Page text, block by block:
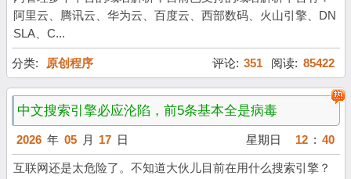
阿里云、腾讯云、华为云、百度云、西部数码、火山引擎、DN
SLA、C...
分类: 原创程序 评论: 351 阅读: 85422
中文搜索引擎必应沦陷，前5条基本全是病毒
2026 年 05 月 17 日 星期日 12 : 40
互联网还是太危险了。不知道大伙儿目前在用什么搜索引擎？